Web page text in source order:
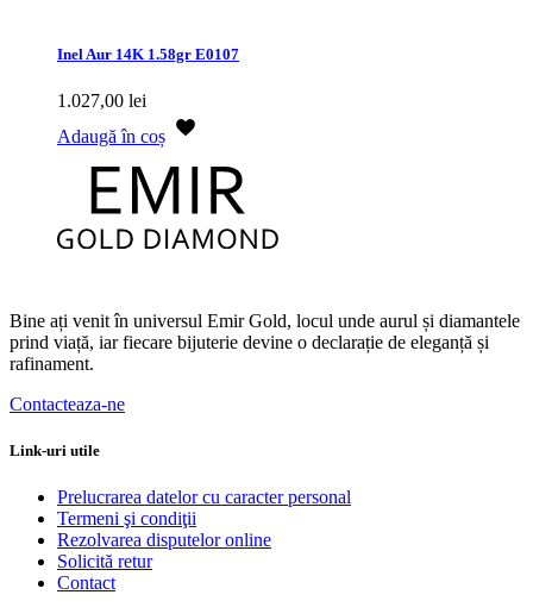
Inel Aur 14K 1.58gr E0107
1.027,00 lei
Adaugă în coș
Bine ați venit în universul Emir Gold, locul unde aurul și diamantele
prind viață, iar fiecare bijuterie devine o declarație de eleganță și
rafinament.
Contacteaza-ne
Link-uri utile
Prelucrarea datelor cu caracter personal
Termeni şi condiţii
Rezolvarea disputelor online
Solicită retur
Contact